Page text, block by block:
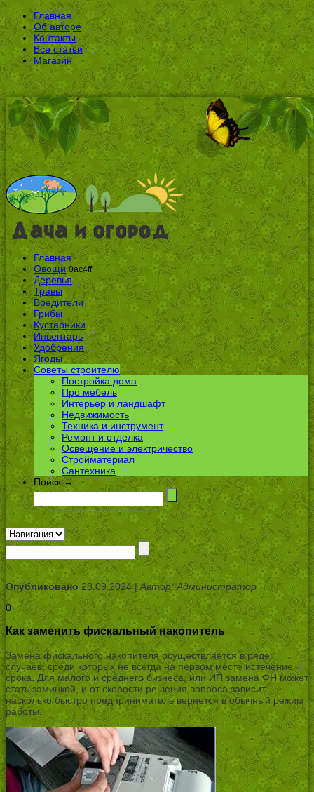
Главная
Об авторе
Контакты
Все статьи
Магазин
Главная
Овощи 0ac4ff
Деревья
Травы
Вредители
Грибы
Кустарники
Инвентарь
Удобрения
Ягоды
Советы строителю
Постройка дома
Про мебель
Интерьер и ландшафт
Недвижимость
Техника и инструмент
Ремонт и отделка
Освещение и электричество
Стройматериал
Сантехника
Поиск →
Опубликовано28.09.2024 |Автор: Администратор
0
Как заменить фискальный накопитель
Замена фискального накопителя осуществляется в ряде
случаев, среди которых не всегда на первом месте истечение
срока. Для малого и среднего бизнеса, или ИП замена ФН может
стать заминкой, и от скорости решения вопроса зависит
насколько быстро предприниматель вернется в обычный режим
работы.